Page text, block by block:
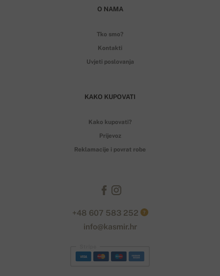
O NAMA
Tko smo?
Kontakti
Uvjeti poslovanja
KAKO KUPOVATI
Kako kupovati?
Prijevoz
Reklamacije i povrat robe
+48 607 583 252 ?
info@kasmir.hr